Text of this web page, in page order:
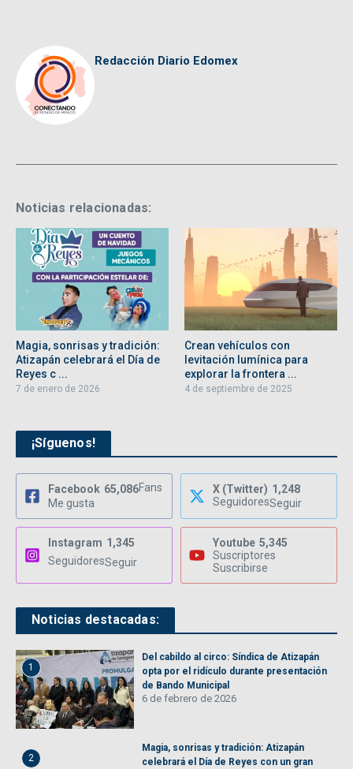
Redacción Diario Edomex
Noticias relacionadas:
Magia, sonrisas y tradición:
Atizapán celebrará el Día de
Reyes c ...
7 de enero de 2026
Crean vehículos con
levitación lumínica para
explorar la frontera ...
4 de septiembre de 2025
¡Síguenos!
Facebook 65,086Fans
Me gusta
X (Twitter) 1,248
SeguidoresSeguir
Instagram 1,345
SeguidoresSeguir
Youtube 5,345
Suscriptores
Suscribirse
Noticias destacadas:
1
Del cabildo al circo: Síndica de Atizapán
opta por el ridículo durante presentación
de Bando Municipal
6 de febrero de 2026
2
Magia, sonrisas y tradición: Atizapán
celebrará el Día de Reyes con un gran